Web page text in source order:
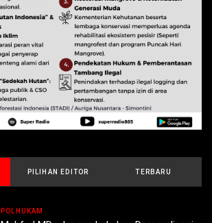
PILIHAN EDITOR TERBARU
POLHUKAM